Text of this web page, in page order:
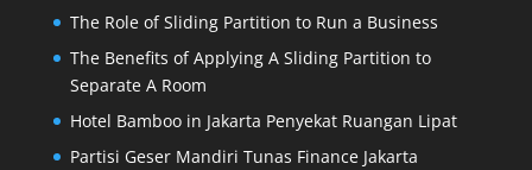
The Role of Sliding Partition to Run a Business
The Benefits of Applying A Sliding Partition to
Separate A Room
Hotel Bamboo in Jakarta Penyekat Ruangan Lipat
Partisi Geser Mandiri Tunas Finance Jakarta